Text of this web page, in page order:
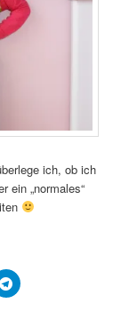
ich, ob ich
ein „normales“